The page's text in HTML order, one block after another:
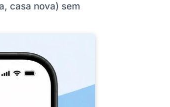
casa nova) sem